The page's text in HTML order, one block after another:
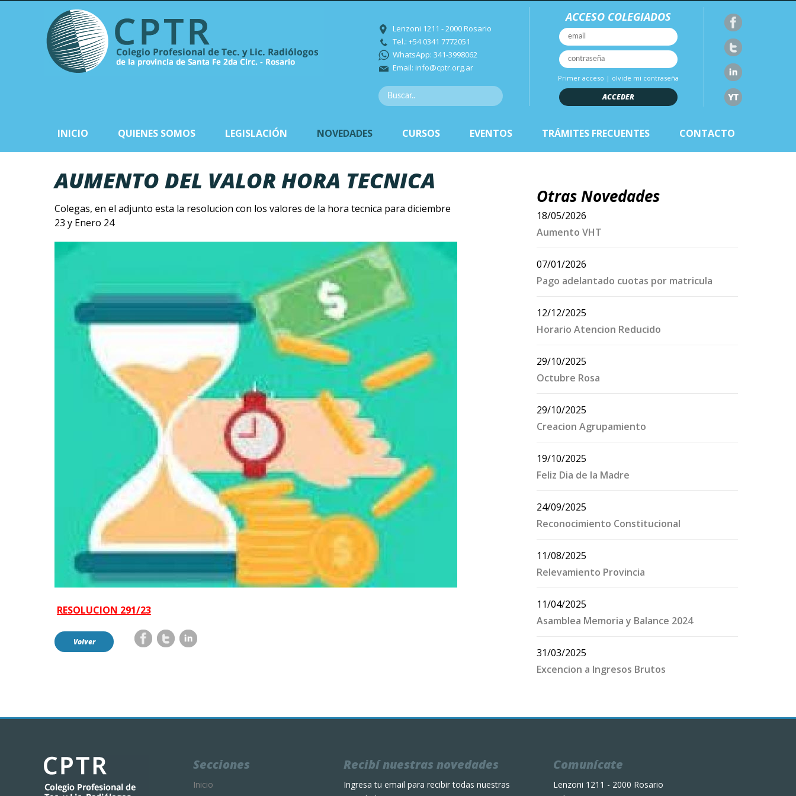
Lenzoni 1211 - 2000 Rosario
Tel.: +54 0341 7772051
WhatsApp: 341-3998062
Email: info@cptr.org.ar
ACCESO COLEGIADOS
Primer acceso | olvide mi contraseña
ACCEDER
INICIO QUIENES SOMOS LEGISLACIÓN NOVEDADES CURSOS EVENTOS TRÁMITES FRECUENTES CONTACTO
AUMENTO DEL VALOR HORA TECNICA
Colegas, en el adjunto esta la resolucion con los valores de la hora tecnica para diciembre
23 y Enero 24
RESOLUCION 291/23
Volver
Otras Novedades
18/05/2026
Aumento VHT
07/01/2026
Pago adelantado cuotas por matricula
12/12/2025
Horario Atencion Reducido
29/10/2025
Octubre Rosa
29/10/2025
Creacion Agrupamiento
19/10/2025
Feliz Dia de la Madre
24/09/2025
Reconocimiento Constitucional
11/08/2025
Relevamiento Provincia
11/04/2025
Asamblea Memoria y Balance 2024
31/03/2025
Excencion a Ingresos Brutos
Secciones
Inicio
Recibí nuestras novedades
Ingresa tu email para recibir todas nuestras
Comunícate
Lenzoni 1211 - 2000 Rosario